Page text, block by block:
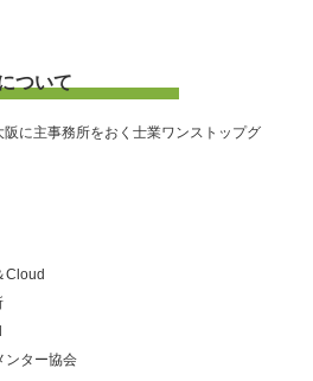
ついて
に主事務所をおく士業ワンストップグ
Cloud
ンター協会